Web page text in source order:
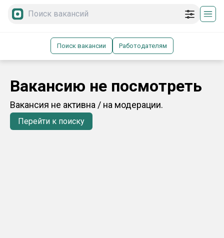
Поиск вакансии Работодателям
Вакансию не посмотреть
Вакансия не активна / на модерации.
Перейти к поиску